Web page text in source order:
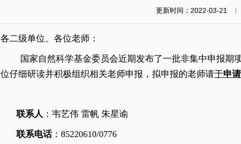
更新时间：2022-03-21
各二级单位、各位老师：
国家自然科学基金委员会近期发布了一批非集中申报
位仔细研读并积极组织相关老师申报，拟申报的老师请于申
联系人 ：韦艺伟 雷帆 朱星谕
联系电话：85220610/0776